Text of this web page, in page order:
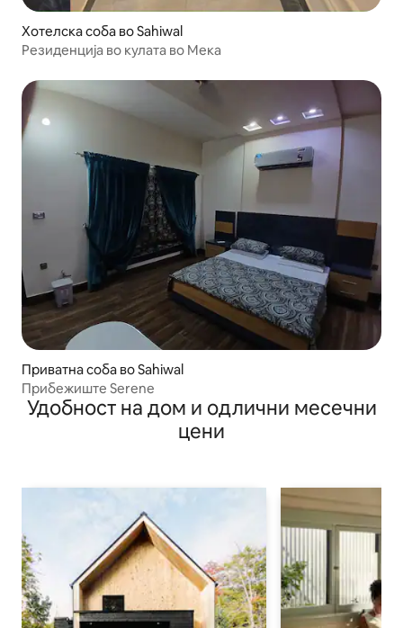
Хотелска соба во Sahiwal
Резиденција во кулата во Мека
Приватна соба во Sahiwal
Прибежиште Serene
Удобност на дом и одлични месечни
цени